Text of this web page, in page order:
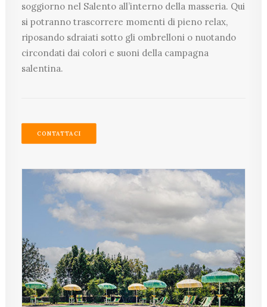
soggiorno nel Salento all’interno della masseria. Qui
si potranno trascorrere momenti di pieno relax,
riposando sdraiati sotto gli ombrelloni o nuotando
circondati dai colori e suoni della campagna
salentina.
CONTATTACI